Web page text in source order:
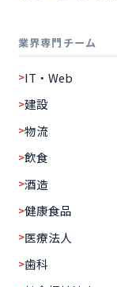
業界専門チーム
IT・Web
建設
物流
飲食
酒造
健康食品
医療法人
歯科